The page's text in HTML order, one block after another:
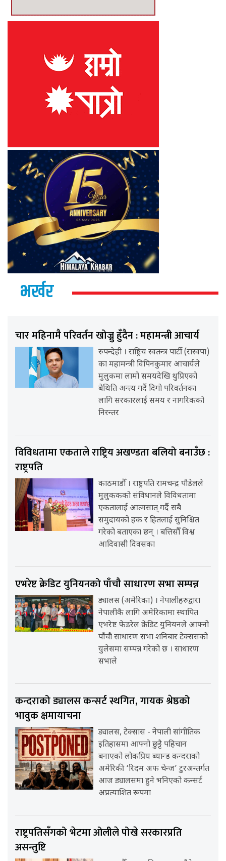
भर्खर
चार महिनामै परिवर्तन खोज्नु हुँदैन : महामन्त्री आचार्य
रुपन्देही । राष्ट्रिय स्वतन्त्र पार्टी (रास्वपा)
का महामन्त्री विपिनकुमार आचार्यले
मुलुकमा लामो समयदेखि थुप्रिएको
बेथिति अन्त्य गर्दै दिगो परिवर्तनका
लागि सरकारलाई समय र नागरिकको
निरन्तर
विविधतामा एकताले राष्ट्रिय अखण्डता बलियो बनाउँछ :
राष्ट्रपति
काठमाडौँ । राष्ट्रपति रामचन्द्र पौडेलले
मुलुककको संविधानले विविधतामा
एकतालाई आत्मसात् गर्दै सबै
समुदायको हक र हितलाई सुनिश्चित
गरेको बताएका छन् । बत्तिसौँ विश्व
आदिवासी दिवसका
एभरेष्ट क्रेडिट युनियनको पाँचौ साधारण सभा सम्पन्न
ड्यालस (अमेरिका) । नेपालीहरुद्वारा
नेपालीकै लागि अमेरिकामा स्थापित
एभरेष्ट फेडरेल क्रेडिट युनियनले आफ्नो
पाँचौ साधारण सभा शनिबार टेक्ससको
युलेसमा सम्पन्न गरेको छ । साधारण
सभाले
कन्दराको ड्यालस कन्सर्ट स्थगित, गायक श्रेष्ठको
भावुक क्षमायाचना
ड्यालस, टेक्सास - नेपाली सांगीतिक
इतिहासमा आफ्नो छुट्टै पहिचान
बनाएको लोकप्रिय ब्यान्ड कन्दराको
अमेरिकी ‘रिदम अफ चेन्ज’ टुरअन्तर्गत
आज ड्यालसमा हुने भनिएको कन्सर्ट
अप्रत्याशित रूपमा
राष्ट्रपतिसँगको भेटमा ओलीले पोखे सरकारप्रति
असन्तुष्टि